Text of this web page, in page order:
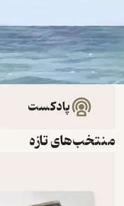
پادکست
منتخب‌های تازه